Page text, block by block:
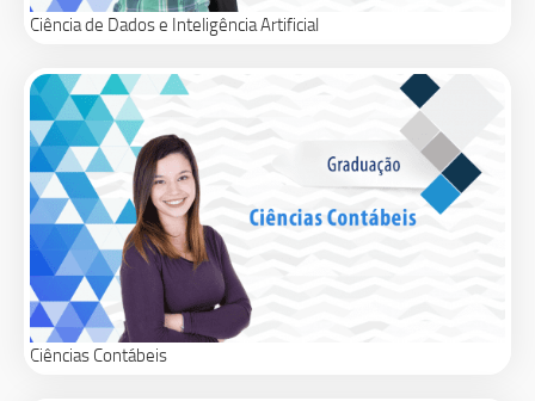
Ciência de Dados e Inteligência Artificial
Ciências Contábeis